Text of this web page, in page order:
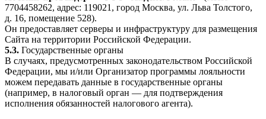
7704458262, адрес: 119021, город Москва, ул. Льва Толстого,
д. 16, помещение 528).
Он предоставляет серверы и инфраструктуру для размещения
Сайта на территории Российской Федерации.
5.3. Государственные органы
В случаях, предусмотренных законодательством Российской
Федерации, мы и/или Организатор программы лояльности
можем передавать данные в государственные органы
(например, в налоговый орган — для подтверждения
исполнения обязанностей налогового агента).